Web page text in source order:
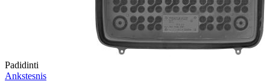
Padidinti
Ankstesnis